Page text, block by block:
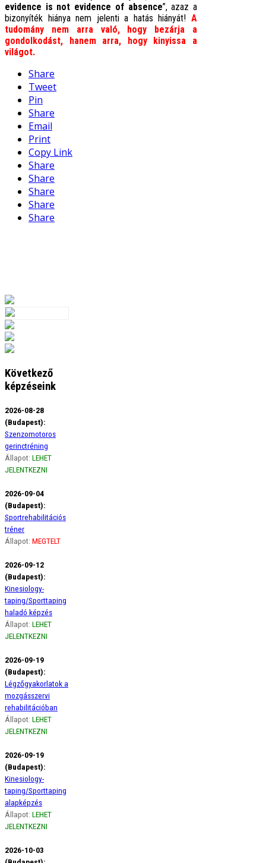
evidence is not evidence of absence”, azaz a
bizonyíték hiánya nem jelenti a hatás hiányát! A
tudomány nem arra való, hogy bezárja a
gondolkodást, hanem arra, hogy kinyissa a
világot.
Share
Tweet
Pin
Share
Email
Print
Copy Link
Share
Share
Share
Share
Share
Következő
képzéseink
2026-08-28
(Budapest):
Szenzomotoros
gerinctréning
Állapot: LEHET
JELENTKEZNI
2026-09-04
(Budapest):
Sportrehabilitációs
tréner
Állapot: MEGTELT
2026-09-12
(Budapest):
Kinesiology-
taping/Sporttaping
haladó képzés
Állapot: LEHET
JELENTKEZNI
2026-09-19
(Budapest):
Légzőgyakorlatok a
mozgásszervi
rehabilitációban
Állapot: LEHET
JELENTKEZNI
2026-09-19
(Budapest):
Kinesiology-
taping/Sporttaping
alapképzés
Állapot: LEHET
JELENTKEZNI
2026-10-03